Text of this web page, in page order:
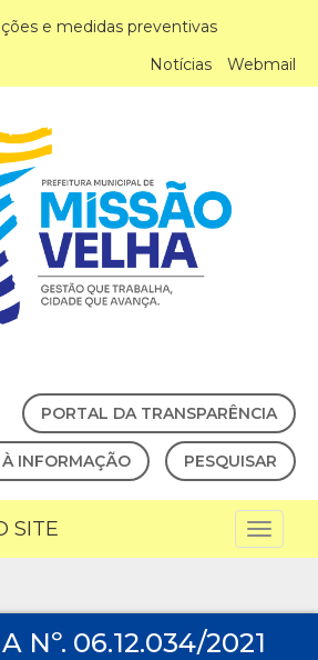
e medidas preventivas
Notícias
Webmail
PORTAL DA TRANSPARÊNCIA
À INFORMAÇÃO PESQUISAR
SITE
Nº. 06.12.034/2021